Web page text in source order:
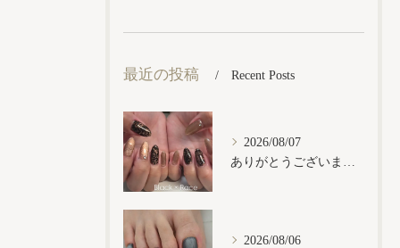
最近の投稿 Recent Posts
2026/08/07
2026/08/06